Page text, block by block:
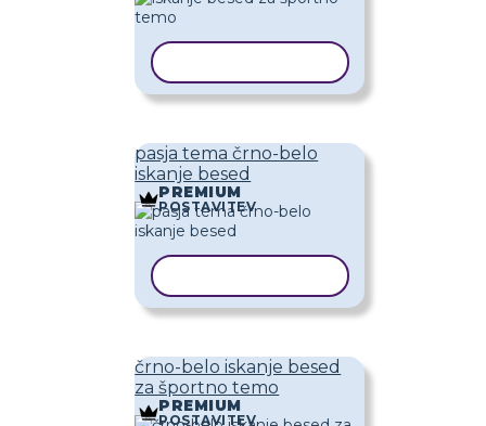
pasja tema črno-belo
iskanje besed
PREMIUM
POSTAVITEV
črno-belo iskanje besed
za športno temo
PREMIUM
POSTAVITEV